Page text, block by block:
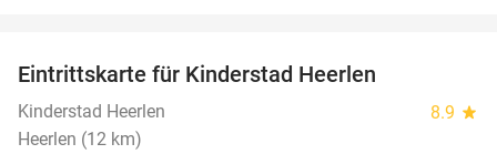
Eintrittskarte für Kinderstad Heerlen
Kinderstad Heerlen 8.9 star
Heerlen (12 km)